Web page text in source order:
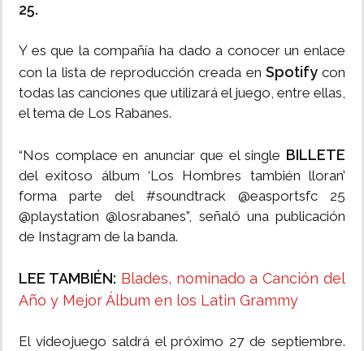
25.
Y es que la compañía ha dado a conocer un enlace
con la lista de reproducción creada en Spotify con
todas las canciones que utilizará el juego, entre ellas,
el tema de Los Rabanes.
“Nos complace en anunciar que el single BILLETE
del exitoso álbum ‘Los Hombres también lloran’
forma parte del #soundtrack @easportsfc 25
@playstation @losrabanes”, señaló una publicación
de Instagram de la banda.
LEE TAMBIÉN: Blades, nominado a Canción del
Año y Mejor Álbum en los Latin Grammy
El videojuego saldrá el próximo 27 de septiembre.